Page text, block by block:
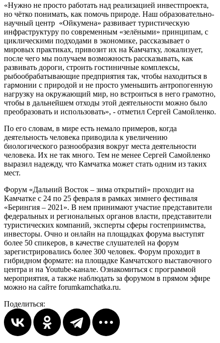
«Нужно не просто работать над реализацией инвестпроекта,
но чётко понимать, как помочь природе. Наш образовательно-
научный центр «Ойкумена» развивает туристическую
инфраструктуру по современным «зелёными» принципам, с
циклическими подходами в экономике, рассказывает о
мировых практиках, привозит их на Камчатку, локализует,
после чего мы получаем возможность рассказывать, как
развивать дороги, строить гостиничные комплексы,
рыбообрабатывающие предприятия так, чтобы находиться в
гармонии с природой и не просто уменьшить антропогенную
нагрузку на окружающий мир, но встроиться в него грамотно,
чтобы в дальнейшем отходы этой деятельности можно было
преобразовать и использовать», - отметил Сергей Самойленко.
По его словам, в мире есть немало примеров, когда
деятельность человека приводила к увеличению
биологического разнообразия вокруг места деятельности
человека. Их не так много. Тем не менее Сергей Самойленко
выразил надежду, что Камчатка может стать одним из таких
мест.
Форум «Дальний Восток – зима открытий» проходит на
Камчатке с 24 по 25 февраля в рамках зимнего фестиваля
«Берингия – 2021». В нем принимают участие представители
федеральных и региональных органов власти, представители
туристических компаний, эксперты сферы гостеприимства,
инвесторы. Очно и онлайн на площадках форума выступят
более 50 спикеров, в качестве слушателей на форум
зарегистрировались более 300 человек. Форум проходит в
гибридном формате: на площадке Камчатского выставочного
центра и на Youtube-канале. Ознакомиться с программой
мероприятия, а также наблюдать за форумом в прямом эфире
можно на сайте forumkamchatka.ru.
Поделиться: